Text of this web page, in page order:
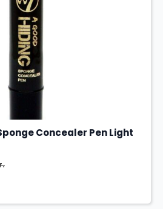
Concealer Pen Light